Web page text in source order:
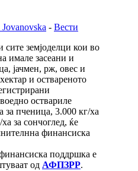
- Вести
земјоделци кои во
имале засеани и
јачмен, рж, овес и
и оствареното
оствариле
за пченица, 3.000 кг/ха
за сончоглед, ќе
финансиска
поддршка е
од АФПЗРР.